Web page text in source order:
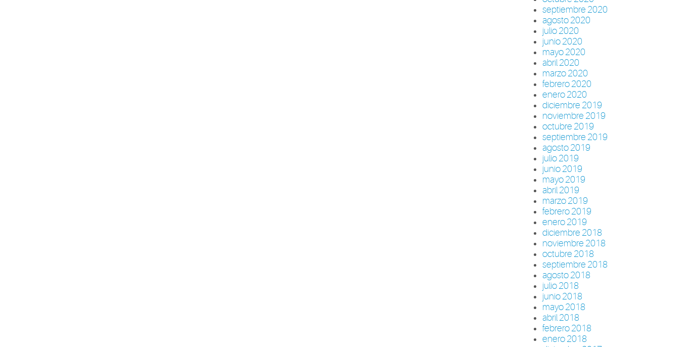
septiembre 2020
agosto 2020
julio 2020
junio 2020
mayo 2020
abril 2020
marzo 2020
febrero 2020
enero 2020
diciembre 2019
noviembre 2019
octubre 2019
septiembre 2019
agosto 2019
julio 2019
junio 2019
mayo 2019
abril 2019
marzo 2019
febrero 2019
enero 2019
diciembre 2018
noviembre 2018
octubre 2018
septiembre 2018
agosto 2018
julio 2018
junio 2018
mayo 2018
abril 2018
febrero 2018
enero 2018